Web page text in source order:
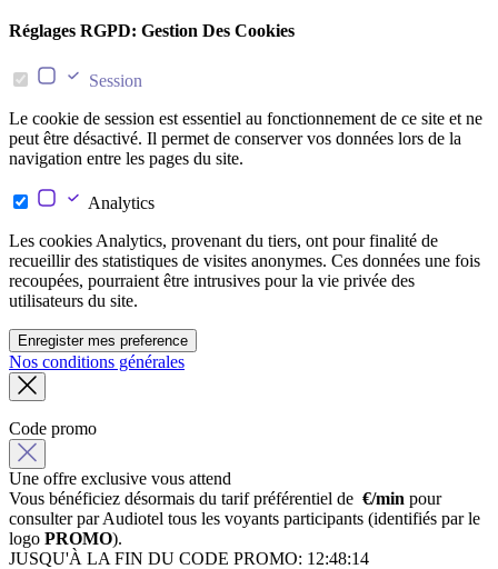
Réglages RGPD: Gestion Des Cookies
Session
Le cookie de session est essentiel au fonctionnement de ce site et ne
peut être désactivé. Il permet de conserver vos données lors de la
navigation entre les pages du site.
Analytics
Les cookies Analytics, provenant du tiers, ont pour finalité de
recueillir des statistiques de visites anonymes. Ces données une fois
recoupées, pourraient être intrusives pour la vie privée des
utilisateurs du site.
Enregister mes preference
Nos conditions générales
Code promo
Une offre exclusive vous attend
Vous bénéficiez désormais du tarif préférentiel de €/min pour
consulter par Audiotel tous les voyants participants (identifiés par le
logo PROMO).
JUSQU'À LA FIN DU CODE PROMO: 12:48:14